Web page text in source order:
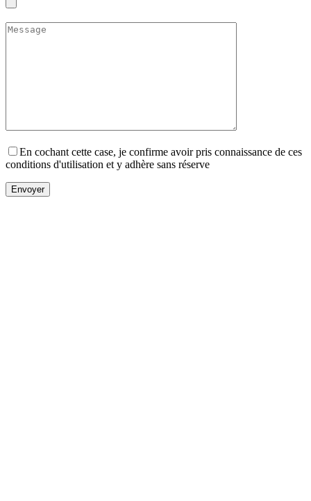
En cochant cette case, je confirme avoir pris connaissance de ces
conditions d'utilisation et y adhère sans réserve